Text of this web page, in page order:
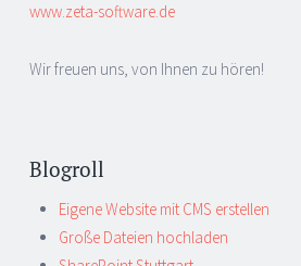
www.zeta-software.de
Wir freuen uns, von Ihnen zu hören!
Blogroll
Eigene Website mit CMS erstellen
Große Dateien hochladen